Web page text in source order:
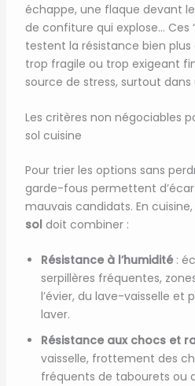
échappe, une flaque devant
de confiture qui explose… Ces
testent la résistance bien plus
trop fragile ou trop exigeant
source de stress, surtout
Les critères non négociables
sol cuisine
Pour trier les options sans
garde-fous permettent
mauvais candidats. En
soldoit combiner :
Résistance à l’humidité:
serpillères fréquentes,
l’évier, du lave-vaisselle et
laver.
Résistance aux chocs et
vaisselle, frottement des
fréquents de tabourets ou